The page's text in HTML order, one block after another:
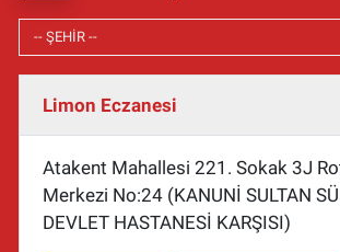
Limon Eczanesi
Atakent Mahallesi 221. Sokak 3J
Merkezi No:24 (KANUNİ SULTAN
DEVLET HASTANESİ KARŞISI)